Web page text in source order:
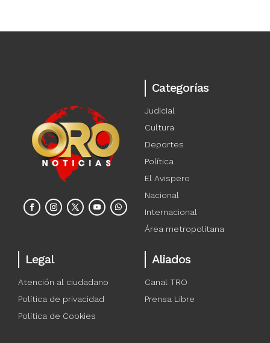
Categorías
Judicial
Cultura
Deportes
Política
El Avispero
Nacional
Internacional
Área metropolitana
Legal
Atención al ciudadano
Política de privacidad
Política de Cookies
Aliados
Canal TRO
Prensa Libre